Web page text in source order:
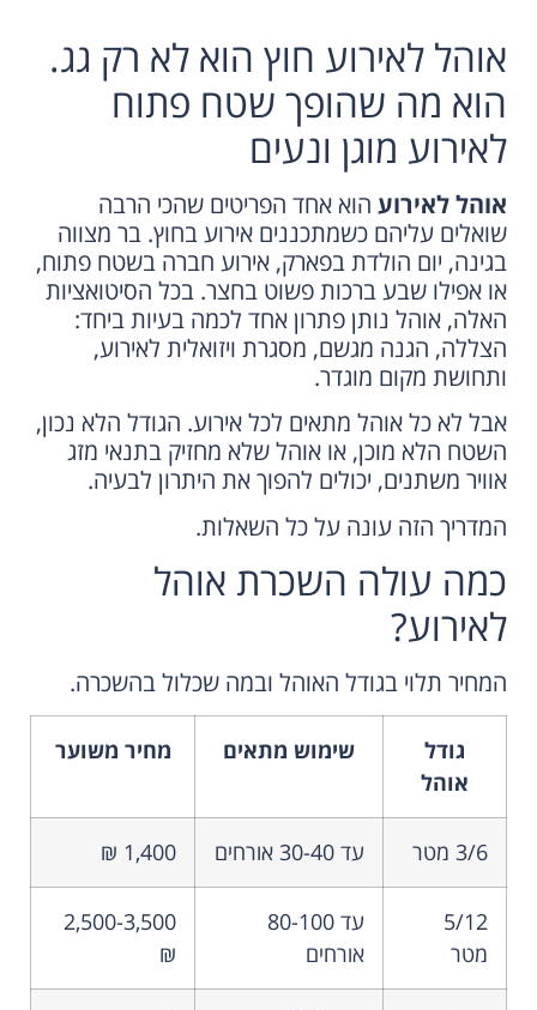
אוהל לאירוע חוץ הוא לא רק גג.
הוא מה שהופך שטח פתוח
לאירוע מוגן ונעים
אוהל לאירוע הוא אחד הפריטים שהכי הרבה
שואלים עליהם כשמתכננים אירוע בחוץ. בר מצווה
בגינה, יום הולדת בפארק, אירוע חברה בשטח פתוח,
או אפילו שבע ברכות פשוט בחצר. בכל הסיטואציות
האלה, אוהל נותן פתרון אחד לכמה בעיות ביחד:
הצללה, הגנה מגשם, מסגרת ויזואלית לאירוע,
ותחושת מקום מוגדר.
אבל לא כל אוהל מתאים לכל אירוע. הגודל הלא נכון,
השטח הלא מוכן, או אוהל שלא מחזיק בתנאי מזג
אוויר משתנים, יכולים להפוך את היתרון לבעיה.
המדריך הזה עונה על כל השאלות.
כמה עולה השכרת אוהל
לאירוע?
המחיר תלוי בגודל האוהל ובמה שכלול בהשכרה.
גודל
אוהל
שימוש מתאים מחיר משוער
3/6 מטר עד 30-40 אורחים 1,400 ₪
5/12
מטר
עד 80-100
אורחים
2,500-3,500
₪